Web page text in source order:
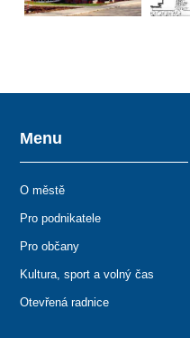
Menu
O městě
Pro podnikatele
Pro občany
Kultura, sport a volný čas
Otevřená radnice